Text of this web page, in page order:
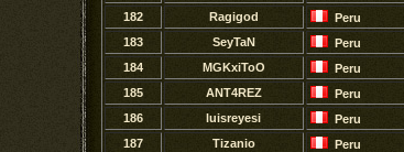
182
Ragigod Peru
183
SeyTaN Peru
184
MGKxiToO Peru
185
ANT4REZ Peru
186
luisreyesi Peru
187
Tizanio Peru